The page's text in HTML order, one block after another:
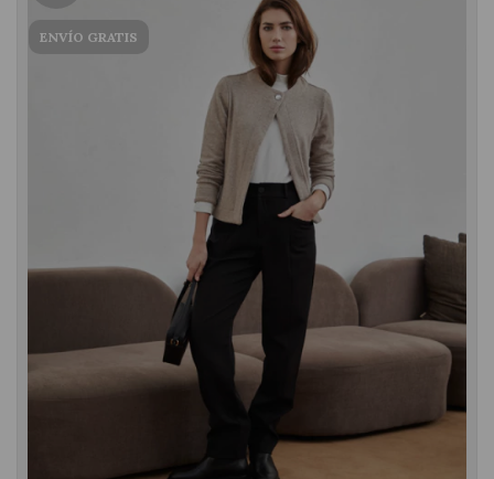
ENVÍO GRATIS